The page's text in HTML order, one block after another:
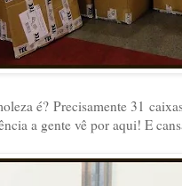
é? Precisamente 31
a gente vê por aqui! E